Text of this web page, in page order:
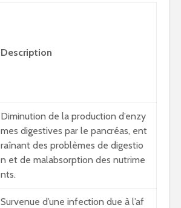
Description
Diminution de la production d’enzy
mes digestives par le pancréas, ent
raînant des problèmes de digestio
n et de malabsorption des nutrime
nts.
Survenue d’une infection due à l’af